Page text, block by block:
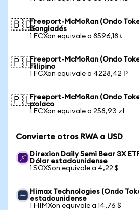
🇧🇩Freeport-McMoRan (Ondo
Bangladés
1 FCXon equivale a 8596,18 ৳
🇵🇭Freeport-McMoRan (Ondo
Filipino
1 FCXon equivale a 4228,42 ₱
🇵🇱Freeport-McMoRan (Ondo
polaco
1 FCXon equivale a 258,93 zł
Convierte otros RWA a USD
Direxion Daily Semi Bear 3X
Dólar estadounidense
1 SOXSon equivale a 4,22 $
Himax Technologies (Ondo
estadounidense
1 HIMXon equivale a 14,76 $